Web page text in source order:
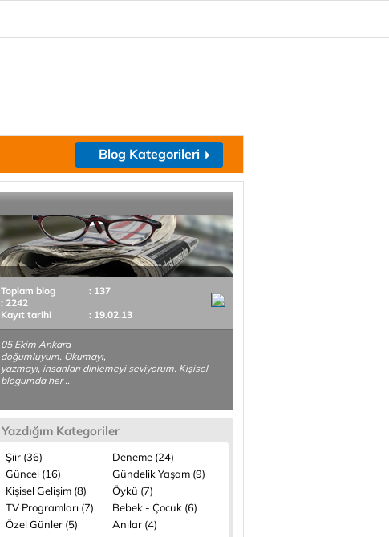
Blog Kategorileri
Toplam blog
: 137
: 2242
Kayıt tarihi
: 19.02.13
05 Ekim Ankara
doğumluyum. Okumayı,
yazmayı, insanları dinlemeyi seviyorum. Kişisel
blogumda her ..
Yazdığım Kategoriler
Şiir (36)
Deneme (24)
Güncel (16)
Gündelik Yaşam (9)
Kişisel Gelişim (8)
Öykü (7)
TV Programları (7)
Bebek - Çocuk (6)
Özel Günler (5)
Anılar (4)